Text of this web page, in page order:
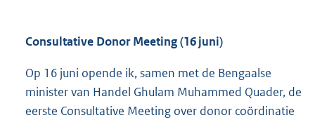
Consultative Donor Meeting (16 juni)
Op 16 juni opende ik, samen met de Bengaalse
minister van Handel Ghulam Muhammed Quader, de
eerste Consultative Meeting over donor coördinatie